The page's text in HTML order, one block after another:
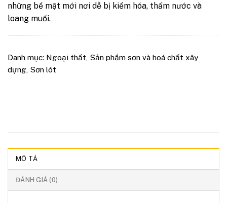
những bề mặt mới nơi dễ bị kiềm hóa, thấm nước và
loang muối.
Danh mục: Ngoại thất Sản phẩm sơn và hoá chất xây
dựng Sơn lót
MÔ TẢ
ĐÁNH GIÁ (0)